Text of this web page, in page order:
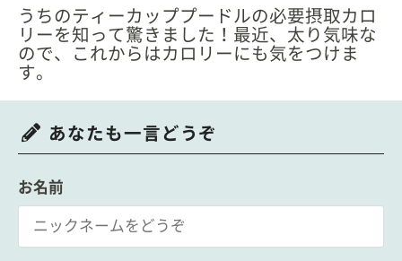
うちのティーカッププードルの必要摂取カロ
リーを知って驚きました！最近、太り気味な
ので、これからはカロリーにも気をつけま
す。
あなたも一言どうぞ
お名前